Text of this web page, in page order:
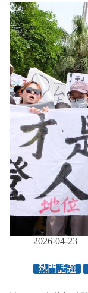
審
計
師
看
社
會
救
助
失
效
能？
３
項
減
2026-04-23
熱門話題